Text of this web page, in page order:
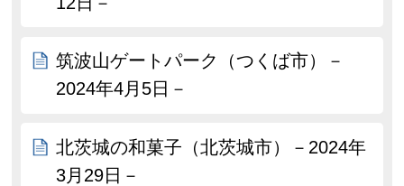
筑波山ゲートパーク（つくば市）－
2024年4月5日－
北茨城の和菓子（北茨城市）－2024年
3月29日－